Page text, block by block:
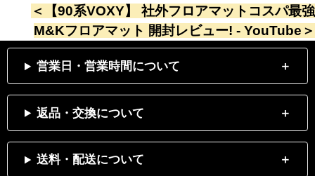
＜
【90系VOXY】 社外フロアマットコスパ最強
M&Kフロアマット 開封レビュー! - YouTube ＞
営業日・営業時間について
返品・交換について
送料・配送について